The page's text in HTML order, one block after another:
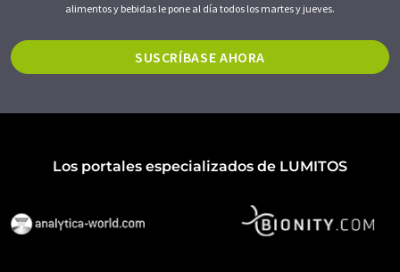
alimentos y bebidas le pone al día todos los martes y jueves.
SUSCRÍBASE AHORA
Los portales especializados de LUMITOS